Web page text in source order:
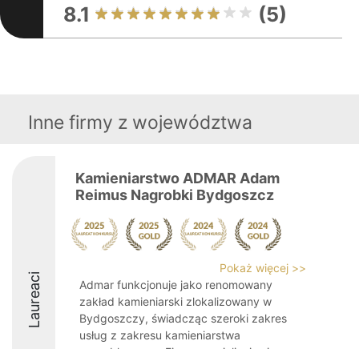
8.1 (5)
Inne firmy z województwa
Laureaci
Kamieniarstwo ADMAR Adam
Reimus Nagrobki Bydgoszcz
Pokaż więcej >>
Admar funkcjonuje jako renomowany
zakład kamieniarski zlokalizowany w
Bydgoszczy, świadcząc szeroki zakres
usług z zakresu kamieniarstwa